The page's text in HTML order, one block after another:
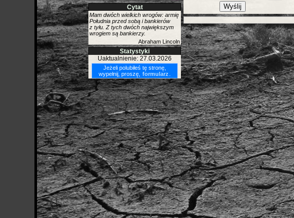
Cytat
Mam dwóch wielkich wrogów: armię
Południa przed sobą i bankierów
z tyłu. Z tych dwóch największym
wrogiem są bankierzy.
Abraham Lincoln
Statystyki
Uaktualnienie: 27.03.2026
Jeżeli polubiłeś tę stronę,
wypełnij, proszę, formularz